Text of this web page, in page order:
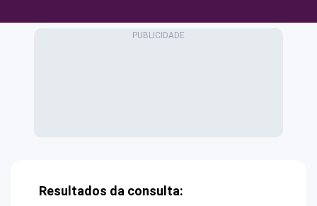
Resultados da consulta: